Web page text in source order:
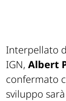
Interpellato
IGN, Albert
confermato
sviluppo